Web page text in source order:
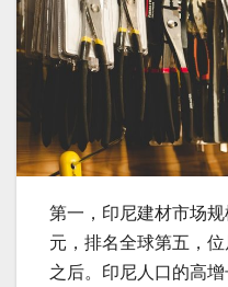
第一，印尼建材市场
元，排名全球第五，
之后。印尼人口的高